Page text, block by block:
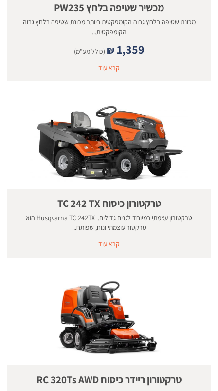
מכשיר שטיפה בלחץ PW235
מכונת שטיפה בלחץ גבוה הקומפקטית ביותר מכונת שטיפה בלחץ גבוה
הקומפקטית...
₪ 1,359
(כולל מע"מ)
קרא עוד
טרקטורון כיסוח TC 242 TX
טרקטורון עצמתי במיוחד לגנים גדולים. Husqvarna TC 242TX הוא
טרקטור עוצמתי ונוח, שפותח...
קרא עוד
טרקטורון ריידר כיסוח RC 320Ts AWD